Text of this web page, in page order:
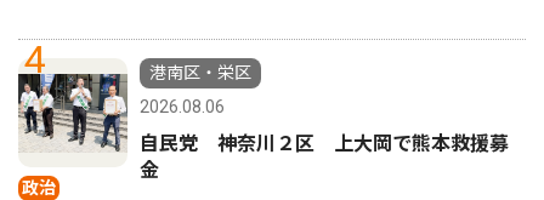
4
政治
港南区・栄区
2026.08.06
自民党 神奈川２区 上大岡で熊本救援募
金